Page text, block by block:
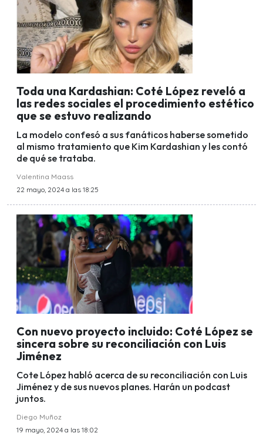
Toda una Kardashian: Coté López reveló a
las redes sociales el procedimiento estético
que se estuvo realizando
La modelo confesó a sus fanáticos haberse sometido
al mismo tratamiento que Kim Kardashian y les contó
de qué se trataba.
Valentina Maass
22 mayo, 2024 a las 18:25
Con nuevo proyecto incluido: Coté López se
sincera sobre su reconciliación con Luis
Jiménez
Cote López habló acerca de su reconciliación con Luis
Jiménez y de sus nuevos planes. Harán un podcast
juntos.
Diego Muñoz
19 mayo, 2024 a las 18:02